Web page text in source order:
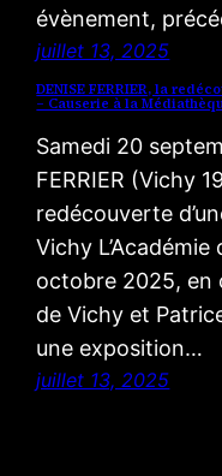
évènement,
juillet 13, 2025
DENISE FERRIER, la
– Causerie à la
Samedi 20
FERRIER (Vichy
redécouverte
Vichy
octobre 2025, en
de Vichy et
une exposition…
juillet 13, 2025